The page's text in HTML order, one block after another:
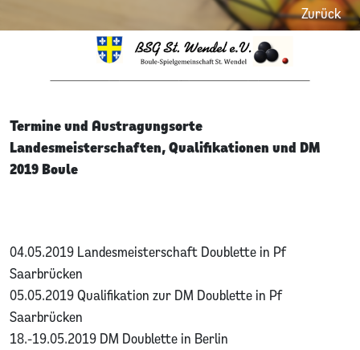
Zurück
Termine und Austragungsorte
Landesmeisterschaften, Qualifikationen und DM
2019 Boule
04.05.2019 Landesmeisterschaft Doublette in Pf
Saarbrücken
05.05.2019 Qualifikation zur DM Doublette in Pf
Saarbrücken
18.-19.05.2019 DM Doublette in Berlin